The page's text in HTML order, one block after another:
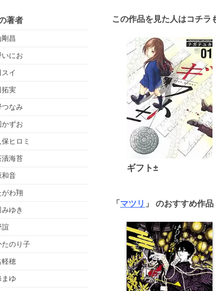
著者
剛昌
いにお
イ
拓実
つなみ
かずお
ヒロミ
漬海苔
和音
がわ翔
ゆき
誼
たのり子
軽穂
まゆ
この作品を見た人はコチラ
ギフト±
「マツリ 」 のおすすめ作品